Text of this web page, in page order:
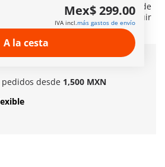
un desastre mayor. La bomba de
a la boca de incendios para extinguir
pedidos a partir de$399 MXN
desde 1,500 MXN
Mex$ 299.00
IVA incl.más gastos de envío
A la cesta